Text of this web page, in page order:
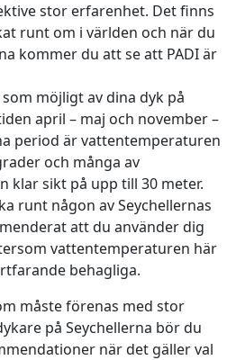
stor erfarenhet. Det finns
runt om i världen och när du
kommer du att se att PADI är
möjligt av dina dyk på
april – maj och november –
period är vattentemperaturen
och många av
klar sikt på upp till 30 meter.
runt någon av Seychellernas
att du använder dig
vattentemperaturen här
behagliga.
måste förenas med stor
på Seychellerna bör du
när det gäller val